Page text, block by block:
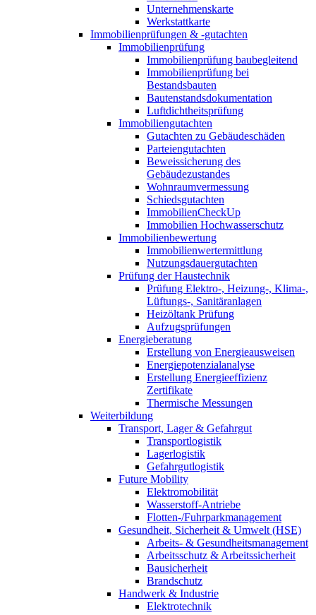
Unternehmenskarte
Werkstattkarte
Immobilienprüfungen & -gutachten
Immobilienprüfung
Immobilienprüfung baubegleitend
Immobilienprüfung bei
Bestandsbauten
Bautenstandsdokumentation
Luftdichtheitsprüfung
Immobiliengutachten
Gutachten zu Gebäudeschäden
Parteiengutachten
Beweissicherung des
Gebäudezustandes
Wohnraumvermessung
Schiedsgutachten
ImmobilienCheckUp
Immobilien Hochwasserschutz
Immobilienbewertung
Immobilienwertermittlung
Nutzungsdauergutachten
Prüfung der Haustechnik
Prüfung Elektro-, Heizung-, Klima-,
Lüftungs-, Sanitäranlagen
Heizöltank Prüfung
Aufzugsprüfungen
Energieberatung
Erstellung von Energieausweisen
Energiepotenzialanalyse
Erstellung Energieeffizienz
Zertifikate
Thermische Messungen
Weiterbildung
Transport, Lager & Gefahrgut
Transportlogistik
Lagerlogistik
Gefahrgutlogistik
Future Mobility
Elektromobilität
Wasserstoff-Antriebe
Flotten-/Fuhrparkmanagement
Gesundheit, Sicherheit & Umwelt (HSE)
Arbeits- & Gesundheitsmanagement
Arbeitsschutz & Arbeitssicherheit
Bausicherheit
Brandschutz
Handwerk & Industrie
Elektrotechnik